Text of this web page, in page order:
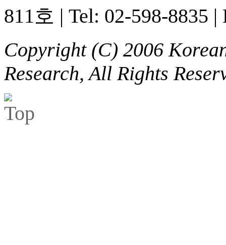
811호 | Tel: 02-598-8835 |
Copyright (C) 2006
Research, All Rights